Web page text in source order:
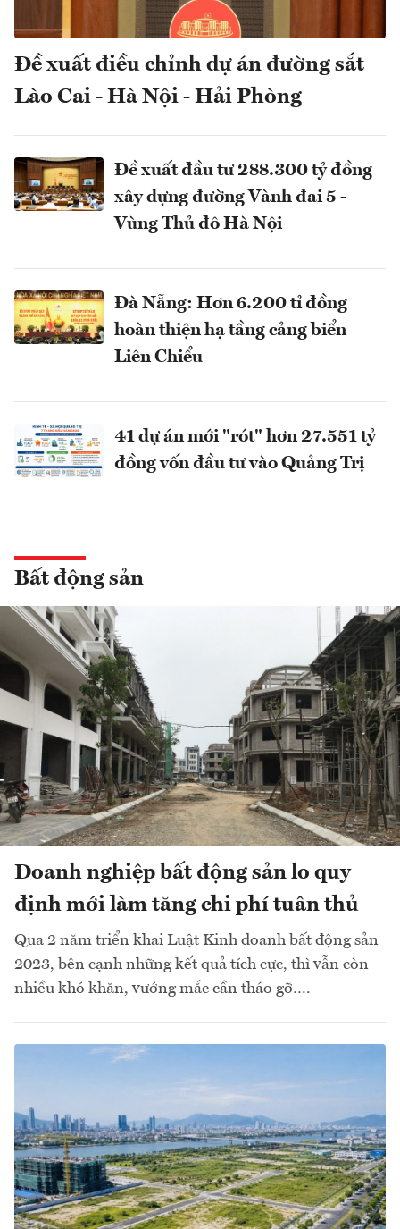
Đề xuất điều chỉnh dự án đường sắt
Lào Cai - Hà Nội - Hải Phòng
Đề xuất đầu tư 288.300 tỷ đồng
xây dựng đường Vành đai 5 -
Vùng Thủ đô Hà Nội
Đà Nẵng: Hơn 6.200 tỉ đồng
hoàn thiện hạ tầng cảng biển
Liên Chiểu
41 dự án mới "rót" hơn 27.551 tỷ
đồng vốn đầu tư vào Quảng Trị
Bất động sản
Doanh nghiệp bất động sản lo quy
định mới làm tăng chi phí tuân thủ
Qua 2 năm triển khai Luật Kinh doanh bất động sản
2023, bên cạnh những kết quả tích cực, thì vẫn còn
nhiều khó khăn, vướng mắc cần tháo gỡ….